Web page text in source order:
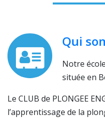
Qui
Notre
située en
Le CLUB de PLONGEE
l’apprentissage de la